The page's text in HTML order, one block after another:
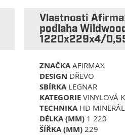
Vlastnosti
podlaha
1220x229x4/
ZNAČKAAFIRMAX
DESIGN DŘEVO
SBÍRKALEGNAR
KATEGORIEVINYLOVÁ
TECHNIKAHD
DÉLKA (MM)1 220
ŠÍŘKA (MM)229